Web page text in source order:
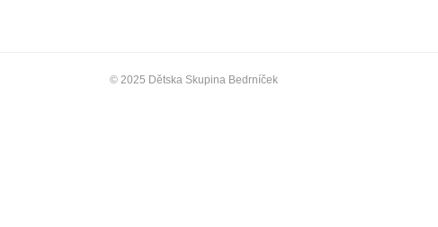
© 2025 Dětska Skupina Bedrníček